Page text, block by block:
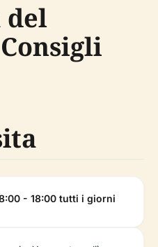
del
- 18:00 tutti i giorni